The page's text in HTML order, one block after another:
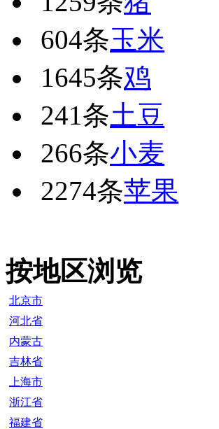
604条玉米
1645条鸡
241条土豆
266条小麦
2274条苹果
按地区浏览
北京市
河北省
内蒙古
吉林省
上海市
浙江省
福建省